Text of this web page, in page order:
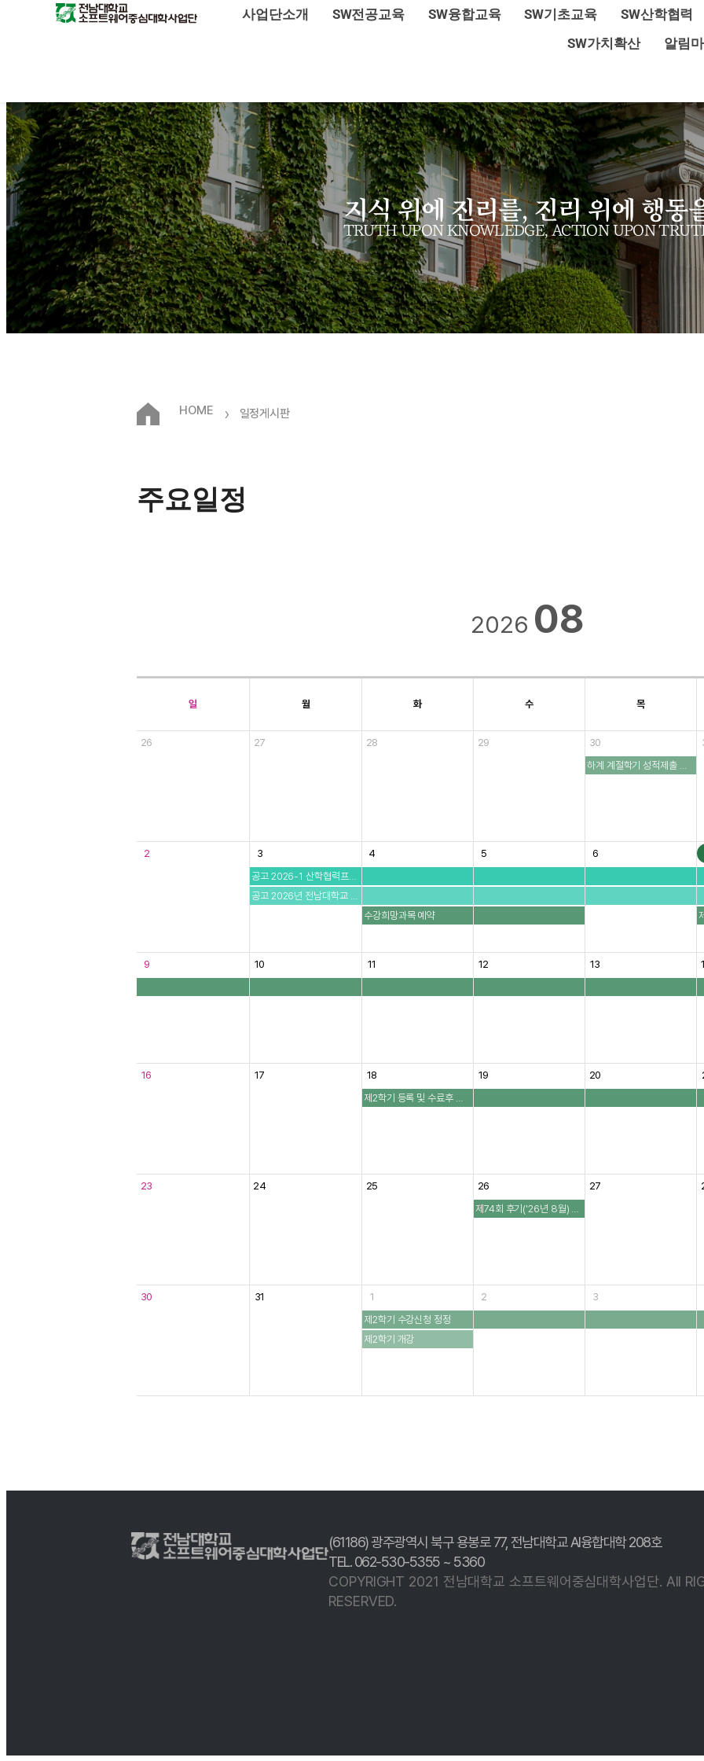
사업단소개 SW전공교육 SW융합교육 SW기초교육
SW산학협력
SW가치확산
알림
지식 위에 진리를, 진리 위에 행동
TRUTH UPON KNOWLEDGE, ACTION UPON
HOME › 일정게시판
주요일정
일 월 화 수 목
26 27 28 29
30
하계 계절학기 성적제출 마감
2
3
공고 2026-1 산학협력프로젝트(캡스톤디자인)
공고 2026년 전남대학교 소프트웨어중심대학사업 입학전 신입생 SW교육
4
수강희망과목 예약
5 6
9 10 11 12 13
16 17
18
제2학기 등록 및 수료후 등록
19 20
23 24 25
26
제74회 후기('26년 8월) 학위수여식
27
30 31
1
제2학기 수강신청 정정
제2학기 개강
2 3
(61186) 광주광역시 북구 용봉로 77,전남대학교 AI융합대학 208호
TEL. 062-530-5355 ~ 5360
COPYRIGHT 2021 전남대학교 소프트웨어중심대학사업단. All
RESERVED.